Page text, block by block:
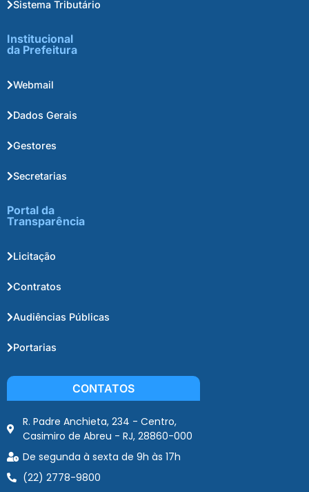
Sistema Tributário
Institucional
da Prefeitura
Webmail
Dados Gerais
Gestores
Secretarias
Portal da
Transparência
Licitação
Contratos
Audiências Públicas
Portarias
CONTATOS
R. Padre Anchieta, 234 - Centro,
Casimiro de Abreu - RJ, 28860-000
De segunda à sexta de 9h às 17h
(22) 2778-9800